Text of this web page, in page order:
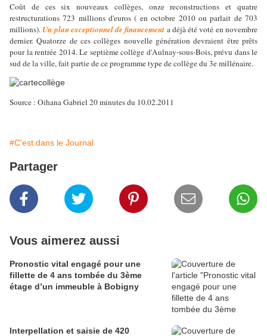
Coût de ces six nouveaux collèges, onze reconstructions et quatre
restructurations 723 millions d'euros ( en octobre 2010 on parlait de 703
millions). Un plan exceptionnel de financement a déjà été voté en novembre
dernier. Quatorze de ces collèges nouvelle génération devraient être prêts
pour la rentrée 2014. Le septième collège d'Aulnay-sous-Bois, prévu dans le
sud de la ville, fait partie de ce programme type de collège du 3e millénaire.
Source : Oihana Gabriel 20 minutes du 10.02.2011
#C'est dans le Journal
Partager
Vous aimerez aussi
Pronostic vital engagé pour une
fillette de 4 ans tombée du 3ème
étage d’un immeuble à Bobigny
Interpellation et saisie de 420